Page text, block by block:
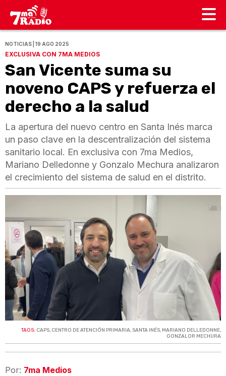
NOTICIAS | 19 AGO 2025
EXCLUSIVA CON 7MA MEDIOS
San Vicente suma su
noveno CAPS y refuerza el
derecho a la salud
La apertura del nuevo centro en Santa Inés marca
un paso clave en la descentralización del sistema
sanitario local. En exclusiva con 7ma Medios,
Mariano Delledonne y Gonzalo Mechura analizaron
el crecimiento del sistema de salud en el distrito.
TAGS: CAPS, CENTRO DE ATENCIÓN PRIMARIA, SANTA INÉS, MARIANO DELLEDONNE,
GONZALOR MECHURA
Por: 7ma Medios